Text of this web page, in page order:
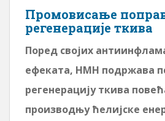
Промовисање
регенерације ткива
Поред својих
ефеката, НМН подржава
регенерацију ткива
производњу ћелијске